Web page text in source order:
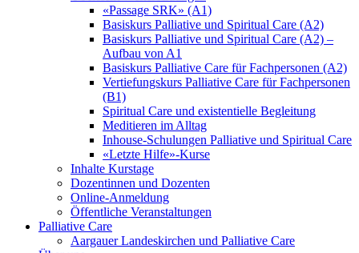
«Passage SRK» (A1)
Basiskurs Palliative und Spiritual Care (A2)
Basiskurs Palliative und Spiritual Care (A2) –
Aufbau von A1
Basiskurs Palliative Care für Fachpersonen (A2)
Vertiefungskurs Palliative Care für Fachpersonen
(B1)
Spiritual Care und existentielle Begleitung
Meditieren im Alltag
Inhouse-Schulungen Palliative und Spiritual Care
«Letzte Hilfe»-Kurse
Inhalte Kurstage
Dozentinnen und Dozenten
Online-Anmeldung
Öffentliche Veranstaltungen
Palliative Care
Aargauer Landeskirchen und Palliative Care